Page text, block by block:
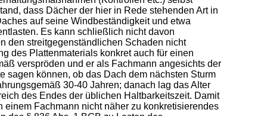
dass Dächer der hier in Rede stehenden Art in
auf seine Windbeständigkeit und etwa
Es kann schließlich nicht davon
den streitgegenständlichen Schaden nicht
des Plattenmaterials konkret auch für einen
verspröden und er als Fachmann angesichts der
sagen können, ob das Dach dem nächsten Sturm
30-40 Jahren; danach lag das Alter
des Endes der üblichen Haltbarkeitszeit. Damit
Fachmann nicht näher zu konkretisierendes